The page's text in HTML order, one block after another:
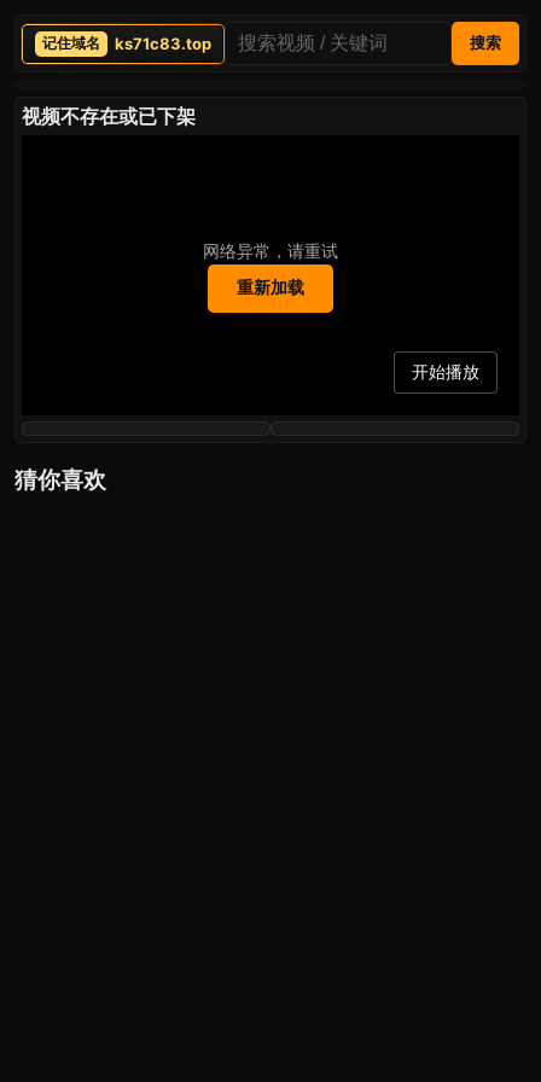
ks71c83.top 搜索
视频不存在或已下架
网络异常，请重试
重新加载
开始播放
猜你喜欢